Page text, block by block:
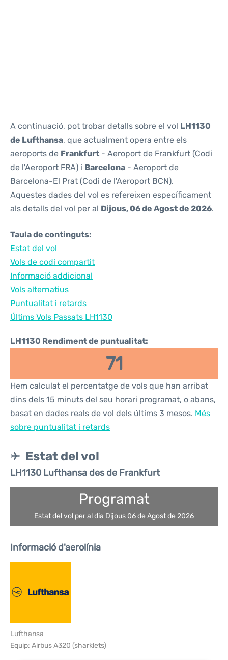
A continuació, pot trobar detalls sobre el vol LH1130
de Lufthansa, que actualment opera entre els
aeroports de Frankfurt - Aeroport de Frankfurt (Codi
de l'Aeroport FRA) i Barcelona - Aeroport de
Barcelona-El Prat (Codi de l'Aeroport BCN).
Aquestes dades del vol es refereixen específicament
als detalls del vol per al Dijous, 06 de Agost de 2026.
Taula de continguts:
Estat del vol
Vols de codi compartit
Informació addicional
Vols alternatius
Puntualitat i retards
Últims Vols Passats LH1130
LH1130 Rendiment de puntualitat:
71
Hem calculat el percentatge de vols que han arribat
dins dels 15 minuts del seu horari programat, o abans,
basat en dades reals de vol dels últims 3 mesos. Més
sobre puntualitat i retards
Estat del vol
LH1130 Lufthansa des de Frankfurt
Programat
Estat del vol per al dia Dijous 06 de Agost de 2026
Informació d'aerolínia
Lufthansa
Equip: Airbus A320 (sharklets)